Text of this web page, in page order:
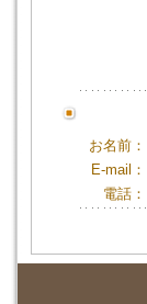
お名前：
E-mail：
電話：